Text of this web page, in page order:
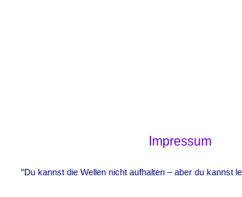
Impressum
"Du kannst die Wellen nicht aufhalten – aber du kannst